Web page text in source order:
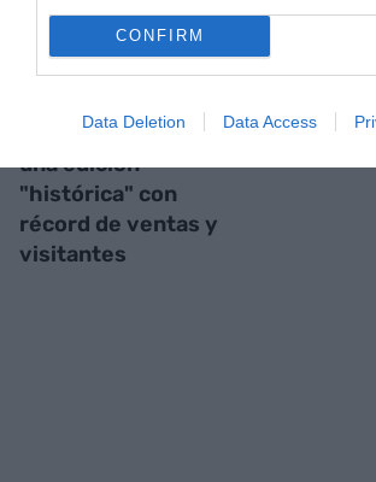
CONFIRM
Data Deletion Data Access
Barcelona cierra
una edición
"histórica" con
récord de ventas y
visitantes
hasta octubre